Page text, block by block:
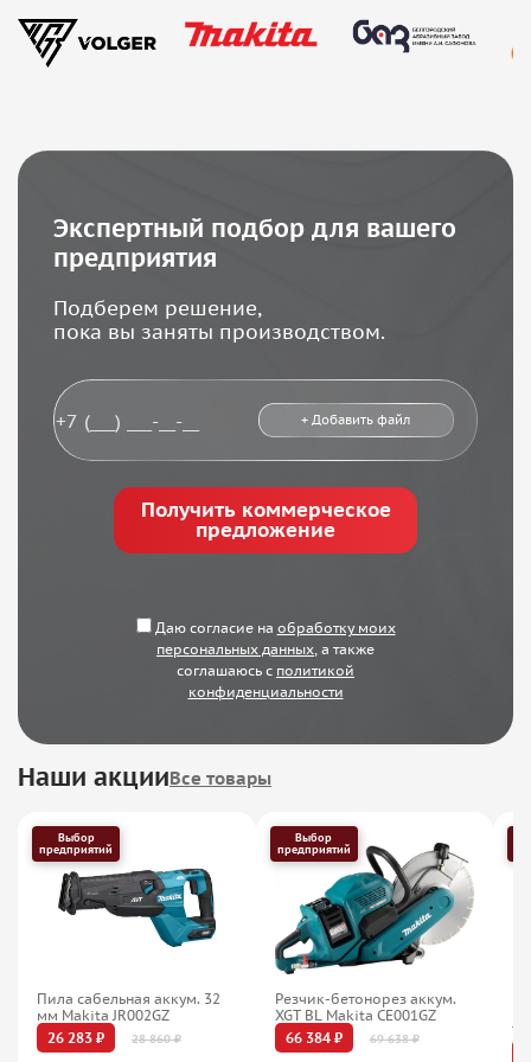
Экспертный подбор для вашего
предприятия
Подберем решение,
пока вы заняты производством.
+ Добавить файл
Получить коммерческое
предложение
Даю согласие на обработку моих
персональных данных, а также
соглашаюсь с политикой
конфиденциальности
Наши акцииВсе товары
Выбор
предприятий
Пила сабельная аккум. 32
мм Makita JR002GZ
26 283 ₽
28 860 ₽
Выбор
предприятий
Резчик-бетонорез аккум.
XGT BL Makita CE001GZ
66 384 ₽
69 638 ₽